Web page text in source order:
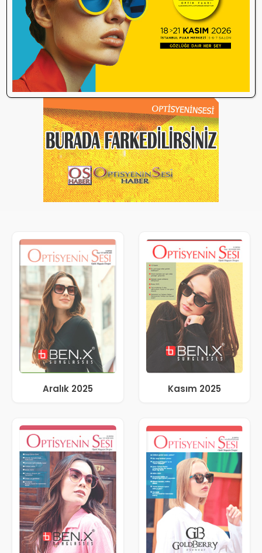
TİTCK Bu Kampanyalara Dur Diyecek mi?
Sağlık ürününde ‘Set Kampanyası’
Aralık 2025 Kasım 2025